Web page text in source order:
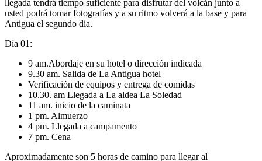
llegada tendrá tiempo suficiente para disfrutar del volcán junto a
usted podrá tomar fotografías y a su ritmo volverá a la base y para
Antigua el segundo dia.
Día 01:
9 am.Abordaje en su hotel o dirección indicada
9.30 am. Salida de La Antigua hotel
Verificación de equipos y entrega de comidas
10.30. am Llegada a La aldea La Soledad
11 am. inicio de la caminata
1 pm. Almuerzo
4 pm. Llegada a campamento
7 pm. Cena
Aproximadamente son 5 horas de camino para llegar al